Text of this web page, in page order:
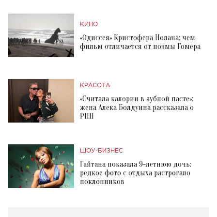
КИНО
«Одиссея» Кристофера Нолана: чем
фильм отличается от поэмы Гомера
КРАСОТА
«Считала калории в зубной пасте»:
жена Алека Болдуина рассказала о
РПП
ШОУ-БИЗНЕС
Гайтана показала 9-летнюю дочь:
редкое фото с отдыха растрогало
поклонников